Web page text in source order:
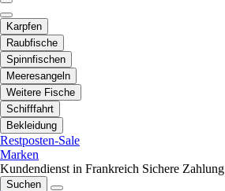
Karpfen
Raubfische
Spinnfischen
Meeresangeln
Weitere Fische
Schifffahrt
Bekleidung
Restposten-Sale
Marken
Kundendienst in Frankreich Sichere Zahlung
Suchen